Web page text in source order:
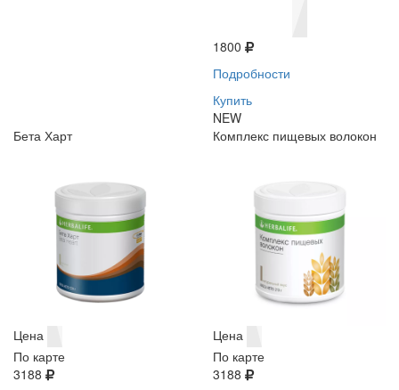
1800
Подробности
Купить
NEW
Бета Харт
Цена
По карте
3188
Комплекс пищевых волокон
Цена
По карте
3188